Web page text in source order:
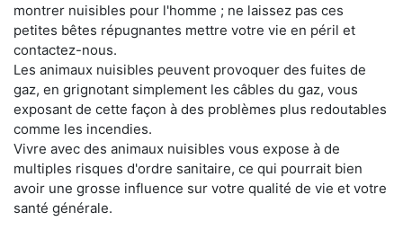
montrer nuisibles pour l'homme ; ne laissez pas ces
petites bêtes répugnantes mettre votre vie en péril et
contactez-nous.
Les animaux nuisibles peuvent provoquer des fuites de
gaz, en grignotant simplement les câbles du gaz, vous
exposant de cette façon à des problèmes plus redoutables
comme les incendies.
Vivre avec des animaux nuisibles vous expose à de
multiples risques d'ordre sanitaire, ce qui pourrait bien
avoir une grosse influence sur votre qualité de vie et votre
santé générale.